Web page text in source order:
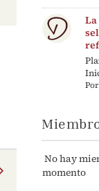
No hay
momento